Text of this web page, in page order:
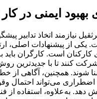
بهبود ایمنی در
نیازمند اتخاذ تدابیر
یکی از پیشنهادات اصلی،
کارکنان است. کارگران
کنند تا با جدیدترین
شوند. همچنین، آگاهی
اضطراری می‌تواند احتمال
به‌علاوه، استفاده از